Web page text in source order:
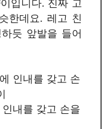
입니다. 진짜 고
한데요. 레고 친
듯 앞발을 들어
내를 갖고 손을